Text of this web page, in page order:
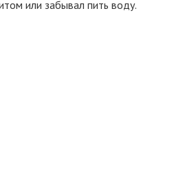
или забывал пить воду.